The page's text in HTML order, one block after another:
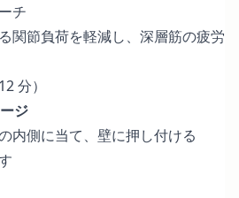
チ
関節負荷を軽減し、深層筋の疲労
分）
ジ
内側に当て、壁に押し付ける